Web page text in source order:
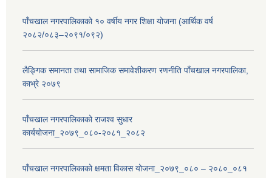
पाँचखाल नगरपालिकाको १० वर्षीय नगर शिक्षा योजना (आर्थिक वर्ष
२०८२/०८३–२०९१/०९२)
लैङ्गिक समानता तथा सामाजिक समावेशीकरण रणनीति पाँचखाल नगरपालिका,
काभ्रे २०७९
पाँचखाल नगरपालिकाको राजश्व सुधार
कार्ययोजना_२०७९_०८०-२०८१_२०८२
पाँचखाल नगरपालिकाको क्षमता विकास योजना_२०७९_०८० – २०८०_०८१